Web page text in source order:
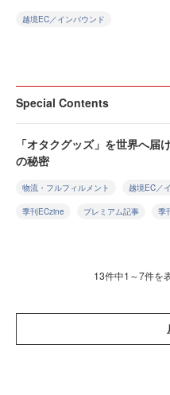
越境EC／インバウンド
Special Contents
「オタクグッズ」を世界へ届
の秘密
物流・フルフィルメント 越境EC／
季刊ECzine プレミアム記事 季
13件中1～7件を